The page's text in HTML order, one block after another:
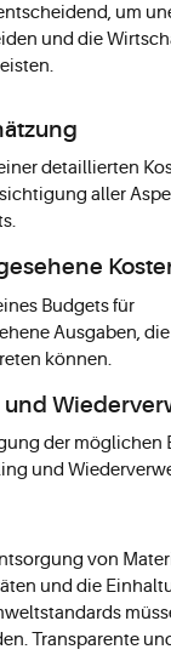
um
und die
detaillierten
aller
Budgets für
Ausgaben,
können.
und
der möglichen
und
von
und die
Transparente